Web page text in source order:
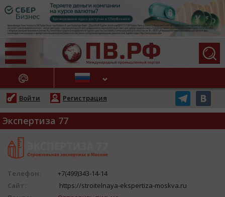
НОВОСТИ
Войти Регистрация
Экспертиза 77
Телефон:
+7(499)343-14-14
Сайт:
https://stroitelnaya-ekspertiza-moskva.ru